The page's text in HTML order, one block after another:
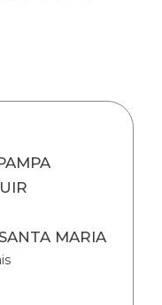
MARIA